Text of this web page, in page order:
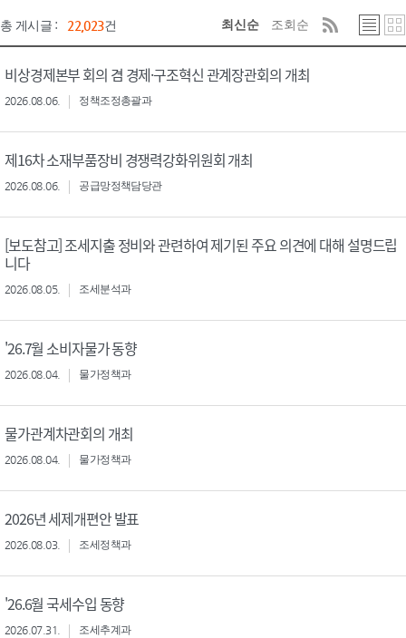
총 게시글 : 22,023건 최신순 조회순
비상경제본부 회의 겸 경제·구조혁신 관계장관회의 개최
2026.08.06. 정책조정총괄과
제16차 소재부품장비 경쟁력강화위원회 개최
2026.08.06. 공급망정책담당관
[보도참고] 조세지출 정비와 관련하여 제기된 주요 의견에 대해 설명드립
니다
2026.08.05. 조세분석과
'26.7월 소비자물가 동향
2026.08.04. 물가정책과
물가관계차관회의 개최
2026.08.04. 물가정책과
2026년 세제개편안 발표
2026.08.03. 조세정책과
'26.6월 국세수입 동향
2026.07.31. 조세추계과